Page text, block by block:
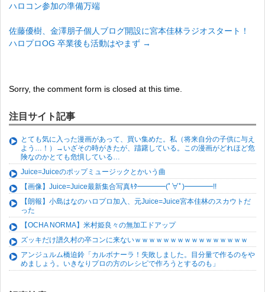
ハロコン参加の準備万端
佐藤優樹、金澤朋子個人ブログ開設に宮本佳林ラジオスタート！
ハロプロOG 卒業後も活動はやまず →
Sorry, the comment form is closed at this time.
注目サイト記事
とても気に入った漫画があって、買い集めた。私（将来自分の子供に与え
よう…！）→いざその時がきたが、躊躇している。この漫画がどれほど危
険なのかとても危惧している…
Juice=Juiceのポップミュージックとかいう曲
【画像】Juice=Juice最新集合写真ｷﾀ━━━━(ﾟ∀ﾟ)━━━━!!
【朗報】小島はなのハロプロ加入、元Juice=Juice宮本佳林のスカウトだ
った
【OCHA NORMA】米村姫良々の無加工ドアップ
ズッキだけ譜久村の卒コンに来ないｗｗｗｗｗｗｗｗｗｗｗｗｗｗｗｗ
アンジュルム橋迫鈴「カルボナーラ！失敗しました。目分量で作るのをや
めましょう。いきなりプロの方のレシピで作ろうとするのも」